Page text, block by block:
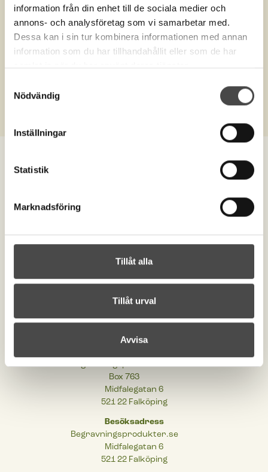
information från din enhet till de sociala medier och
annons- och analysföretag som vi samarbetar med.
Dessa kan i sin tur kombinera informationen med annan
information som du har tillhandahållit eller som de har
samlat in när du har använt deras tjänster.
Nödvändig
Inställningar
Statistik
Marknadsföring
Tillåt alla
Tillåt urval
Avvisa
Produktnr. 10276
Zinkkista med fönster till kista
Kontakta oss
order@begravningsprodukter.se
Om begravningsprodukter
Cookies
Integritetspolicy
Begravningsprodukter.se
Box 763
Midfalegatan 6
521 22 Falköping
Besöksadress
Begravningsprodukter.se
Midfalegatan 6
521 22 Falköping